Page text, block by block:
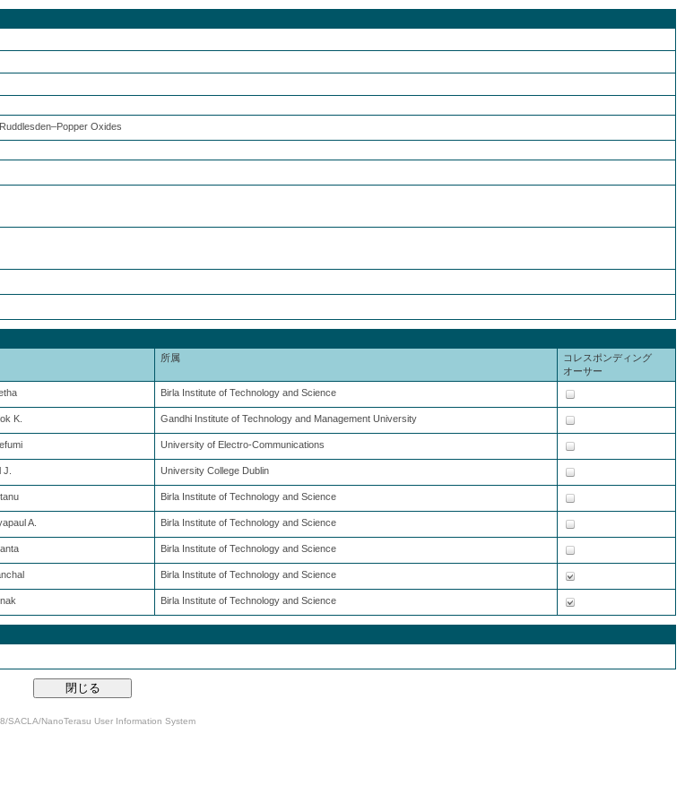
Ruddlesden–Popper Oxides
所属
コレスポンディング
オーサー
Birla Institute of Technology and Science
K. Gandhi Institute of Technology and Management University
University of Electro-Communications
J. University College Dublin
Birla Institute of Technology and Science
A. Birla Institute of Technology and Science
Birla Institute of Technology and Science
Birla Institute of Technology and Science
Birla Institute of Technology and Science
SACLA/NanoTerasu User Information System